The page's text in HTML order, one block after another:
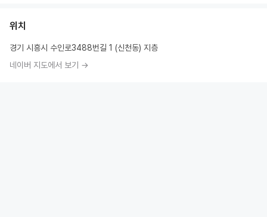
위치
경기 시흥시 수인로3488번길 1 (신천동) 지층
네이버 지도에서 보기 →